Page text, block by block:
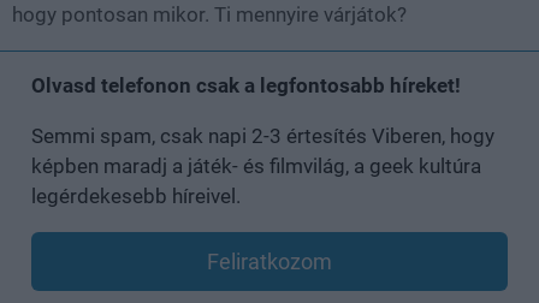
hogy pontosan mikor. Ti mennyire várjátok?
Olvasd telefonon csak a legfontosabb híreket!
Semmi spam, csak napi 2-3 értesítés Viberen, hogy
képben maradj a játék- és filmvilág, a geek kultúra
legérdekesebb híreivel.
Feliratkozom